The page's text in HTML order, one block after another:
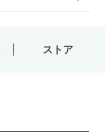
ストア